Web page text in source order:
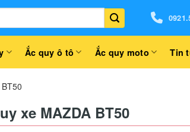
Ắc quy ô tô Ắc quy moto Tin
xe MAZDA BT50